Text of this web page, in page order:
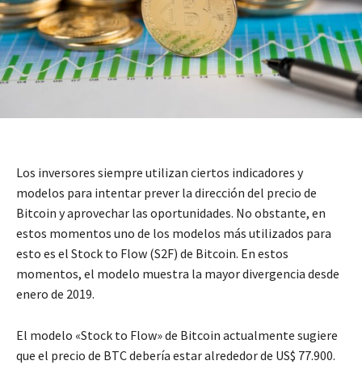
Los inversores siempre utilizan ciertos indicadores y
modelos para intentar prever la dirección del precio de
Bitcoin y aprovechar las oportunidades. No obstante, en
estos momentos uno de los modelos más utilizados para
esto es el Stock to Flow (S2F) de Bitcoin. En estos
momentos, el modelo muestra la mayor divergencia desde
enero de 2019.
El modelo «Stock to Flow» de Bitcoin actualmente sugiere
que el precio de BTC debería estar alrededor de US$ 77.900.